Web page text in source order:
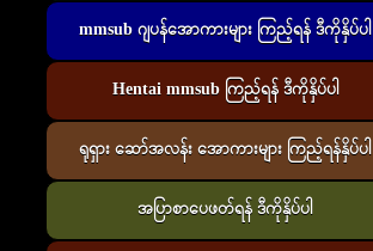
mmsub ဂျပန်အောကားများ ကြည့်ရန် ဒီကိုနှိပ်ပါ
Hentai mmsub ကြည့်ရန် ဒီကိုနှိပ်ပါ
ရုရှား ဆော်အလန်း အောကားများ ကြည့်ရန်နှိပ်ပါ
အပြာစာပေဖတ်ရန် ဒီကိုနှိပ်ပါ